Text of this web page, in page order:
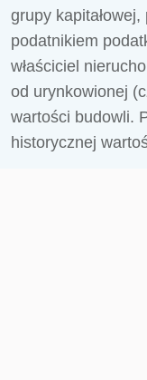
grupy kapitałowej,
podatnikiem
właściciel
od urynkowionej
wartości budowli.
historycznej